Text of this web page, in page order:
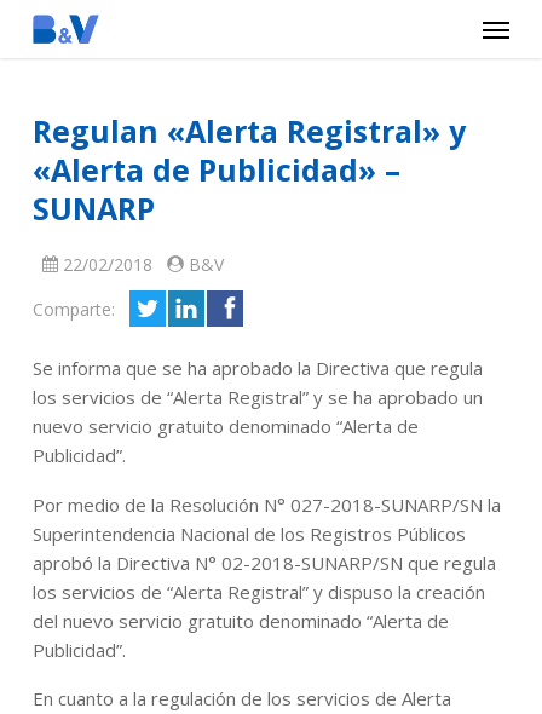
Skip
content
Menu
Regulan «Alerta Registral» y
«Alerta de Publicidad» –
SUNARP
22/02/2018
B&V
Comparte:
Se informa que se ha aprobado la Directiva que regula
los servicios de “Alerta Registral” y se ha aprobado un
nuevo servicio gratuito denominado “Alerta de
Publicidad”.
Por medio de la Resolución N° 027-2018-SUNARP/SN la
Superintendencia Nacional de los Registros Públicos
aprobó la Directiva N° 02-2018-SUNARP/SN que regula
los servicios de “Alerta Registral” y dispuso la creación
del nuevo servicio gratuito denominado “Alerta de
Publicidad”.
En cuanto a la regulación de los servicios de Alerta